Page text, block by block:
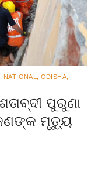
NATIONAL ODISHA
ପୁରୁଣା
ମୃତ୍ୟୁ